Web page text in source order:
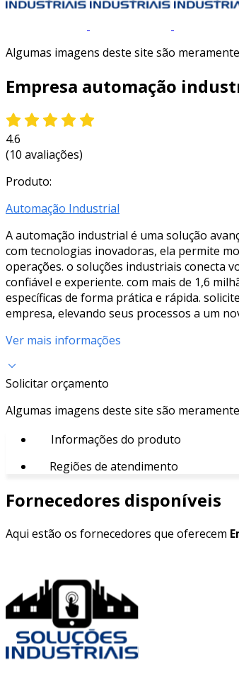
Algumas imagens deste site são
Empresa automação
4.6
(10 avaliações)
Produto:
Automação Industrial
A automação industrial é uma solução
com tecnologias inovadoras, ela permite
operações. o soluções industriais conecta
confiável e experiente. com mais de 1,6
específicas de forma prática e rápida.
empresa, elevando seus processos a um
Ver mais informações
Solicitar orçamento
Algumas imagens deste site são
Informações do produto
Regiões de atendimento
Fornecedores disponíveis
Aqui estão os fornecedores que oferecem